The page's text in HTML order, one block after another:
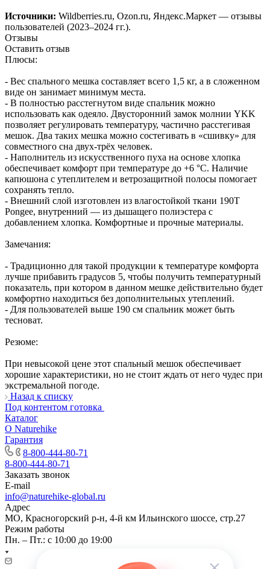
Источники: Wildberries.ru, Ozon.ru, Яндекс.Маркет — отзывы
пользователей (2023–2024 гг.).
Отзывы
Оставить отзыв
Плюсы:
- Вес спального мешка составляет всего 1,5 кг, а в сложенном
виде он занимает минимум места.
- В полностью расстегнутом виде спальник можно
использовать как одеяло. Двусторонний замок молнии YKK
позволяет регулировать температуру, частично расстегивая
мешок. Два таких мешка можно состегивать в «сшивку» для
совместного сна двух-трёх человек.
- Наполнитель из искусственного пуха на основе хлопка
обеспечивает комфорт при температуре до +6 °C. Наличие
капюшона с утеплителем и ветрозащитной полосы помогает
сохранять тепло.
- Внешний слой изготовлен из влагостойкой ткани 190T
Pongee, внутренний — из дышащего полиэстера с
добавлением хлопка. Комфортные и прочные материалы.
Замечания:
- Традиционно для такой продукции к температуре комфорта
лучше прибавить градусов 5, чтобы получить температурный
показатель, при котором в данном мешке действительно будет
комфортно находиться без дополнительных утеплений.
- Для пользователей выше 190 см спальник может быть
тесноват.
Резюме:
При невысокой цене этот спальный мешок обеспечивает
хорошие характеристики, но не стоит ждать от него чудес при
экстремальной погоде.
Назад к списку
Под контентом готовка
Каталог
О Naturehike
Гарантия
8-800-444-80-71
8-800-444-80-71
Заказать звонок
E-mail
info@naturehike-global.ru
Адрес
МО, Красногорский р-н, 4-й км Ильинского шоссе, стр.27
Режим работы
Пн. – Пт.: с 10:00 до 19:00